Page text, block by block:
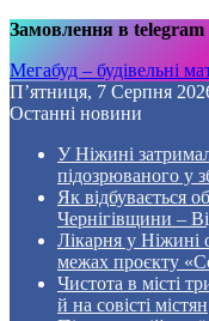
Замовлення в telegram
Мегабуд – будівельні
П’ятниця, 7 Серпня
Останні новини
У Ніжині
підозрюваного у
Як відбувається
Чернігівщини –
Лікарня у Ніжині
межах проєкту
Чистота в місті
й на совісті містян